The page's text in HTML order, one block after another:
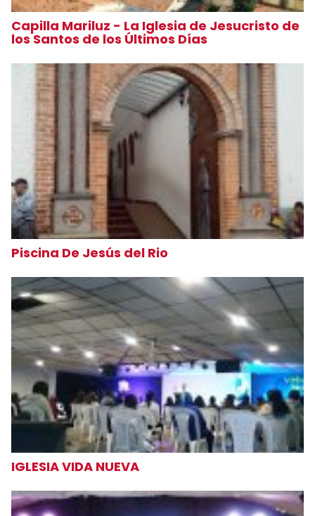
Capilla Mariluz - La Iglesia de Jesucristo de
los Santos de los Últimos Días
Piscina De Jesús del Rio
IGLESIA VIDA NUEVA